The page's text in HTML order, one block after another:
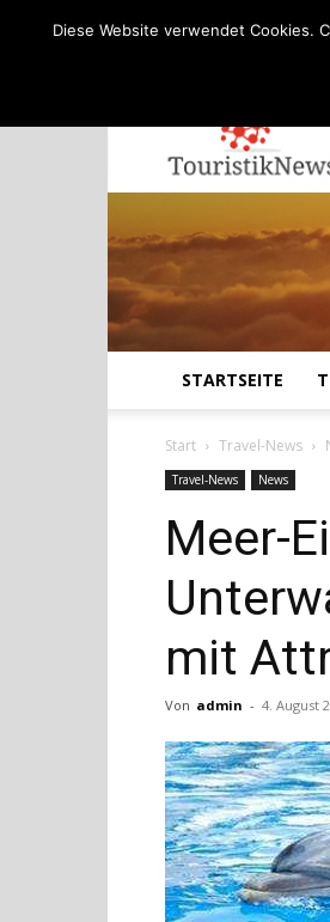
STARTSEITE
Start Travel-News
Travel-News News
Meer-
mit
Von admin - 4. August
Diese Website verwendet Cookies.